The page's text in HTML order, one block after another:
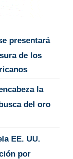
presentará
de los
la
del oro
EE. UU.
por